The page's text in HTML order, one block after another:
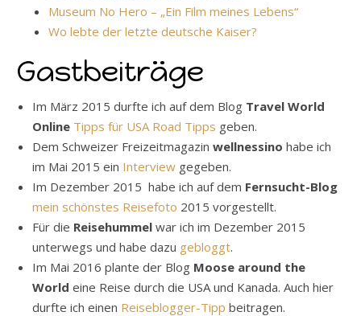
Museum No Hero – „Ein Film meines Lebens“
Wo lebte der letzte deutsche Kaiser?
Gastbeiträge
Im März 2015 durfte ich auf dem Blog Travel World
Online Tipps für USA Road Tipps geben.
Dem Schweizer Freizeitmagazin wellnessino habe ich
im Mai 2015 ein Interview gegeben.
Im Dezember 2015 habe ich auf dem Fernsucht-Blog
mein schönstes Reisefoto 2015 vorgestellt.
Für die Reisehummel war ich im Dezember 2015
unterwegs und habe dazu gebloggt.
Im Mai 2016 plante der Blog Moose around the
World eine Reise durch die USA und Kanada. Auch hier
durfte ich einen Reiseblogger-Tipp beitragen.